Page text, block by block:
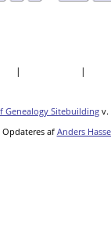
| |
Genealogy Sitebuilding v.
Opdateres af Anders